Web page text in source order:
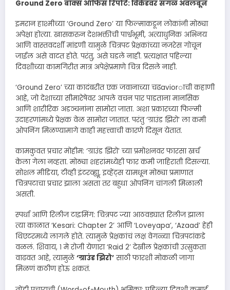
Ground Zero बॉक्स ऑफिस रिपोर्ट: विकेंडवर सगळं अवलंबून
इमरान हाश्मीच्या ‘Ground Zero’ या फिल्माकडून लोकांनी मोठ्या
अपेक्षा होत्या. खासकरुन देशभक्तीची पार्श्वभूमी, अत्याधुनिक अभिनय
आणि वास्तवदर्शी मांडणी यामुळे चित्रपट प्रेक्षकांच्या नजरेस गोचून
जाईल असे वाटत होते. परंतु, असे घडले नाही. प्रत्यक्षात पहिल्या
दिवशीच्या कामगिरीत मात्र अपेक्षेप्रमाणे चित्र दिसले नाही.
‘Ground Zero’ च्या कादंबरीत एक जवानाच्या चढaviorाची कहाणी
आहे, जो देशाच्या सीमारेषेवर आपले वचन पार पाडताना मानसिक
आणि शारीरिक अडञ्चनांना सामोरा जाता. अशा प्रकारच्या फिल्मी
उदाहरणांमध्ये प्रेक्षक वेळ सामोरा जातात. परंतु ‘ग्राउंड झिरो’ ला कमी
ओपनिंग मिळण्यामागे काही महत्त्वाची कारणे दिसून येतात.
कामकुवत प्रचार मोहीम: ‘ग्राउंड झिरो’ च्या प्रमोशनवर फारसा खर्च
केला गेला नव्हता. मोठ्या शहरांमध्येही फार कमी जाहिराती दिसल्या.
सोशल मीडिया, टीव्ही इंटरव्ह्यू, इव्हेंट्स यामधून मोठ्या प्रमाणात
चित्रपटाचा प्रचार झाला असता तर बहुधा ओपनिंग चांगली मिळाली
असती.
स्पर्धा आणि रिलीज टाइमिंग: चित्रपट ज्या आठवड्यात रिलीज झाला
त्या काळात ‘Kesari: Chapter 2’ आणि ‘Loveyapa’, ‘Azaad’ हेही
थिएटरमध्ये लागले होते. त्यामुळे प्रेक्षकांचं लक्ष वेगळ्या चित्रपटांकडे
वळलं. शिवाय, १ मे रोजी येणारा ‘Raid 2’ देखील प्रेक्षकांची उत्सुकता
वाढवत आहे, त्यामुळे‘ग्राउंड झिरो’ साठी फारशी मोकळी जागा
मिळणं कठीण होऊ शकतं.